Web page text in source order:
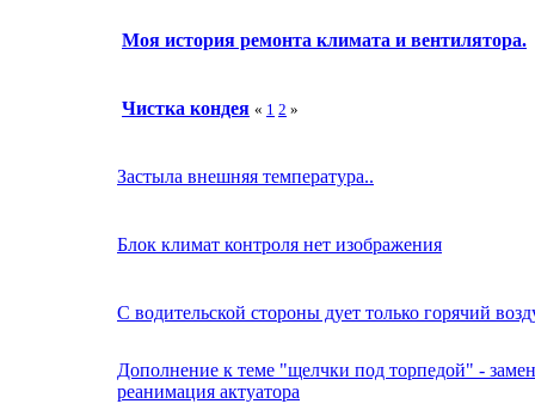
Моя история ремонта климата и вентилятора.
Чистка кондея « 1 2 »
Застыла внешняя температура..
Блок климат контроля нет изображения
С водительской стороны дует только горячий
Дополнение к теме "щелчки под торпедой" -
реанимация актуатора